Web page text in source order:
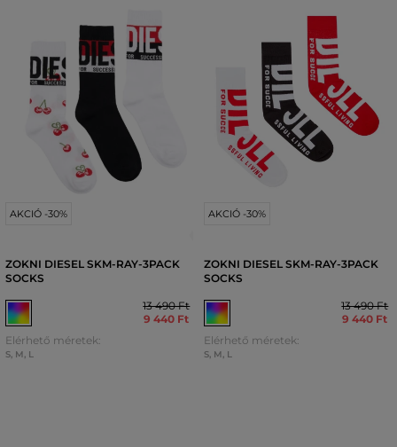
AKCIÓ -30%
ZOKNI DIESEL SKM-RAY-3PACK
SOCKS
13 490 Ft
9 440 Ft
Elérhető méretek:
S, M, L
AKCIÓ -30%
ZOKNI DIESEL SKM-RAY-3PACK
SOCKS
13 490 Ft
9 440 Ft
Elérhető méretek:
S, M, L